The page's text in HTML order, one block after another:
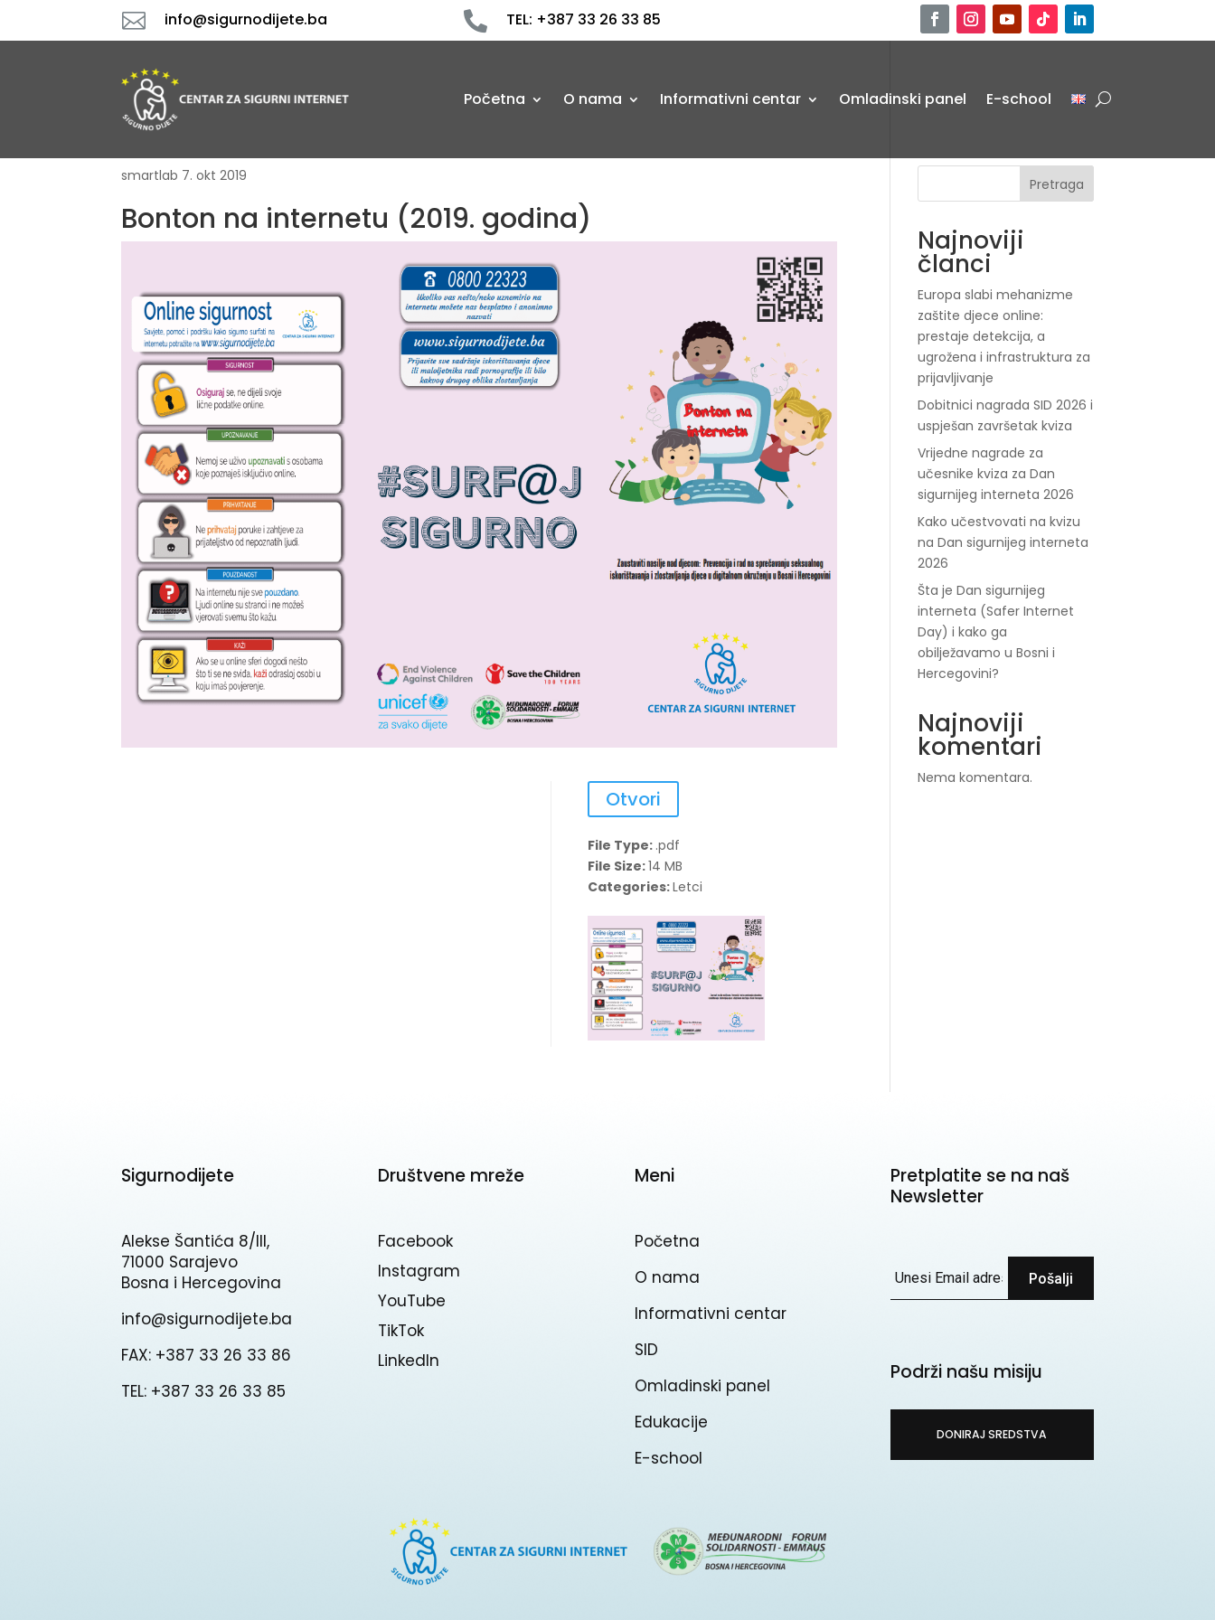
 info@sigurnodijete.ba  TEL: +387 33 26 33 85
Početna O nama Informativni centar Omladinski panel E-school
smartlab 7. okt 2019
Bonton na internetu (2019. godina)
Otvori
File Type: .pdf
File Size:14 MB
Categories:Letci
Pretraga
Najnoviji
članci
Europa slabi mehanizme
zaštite djece online:
prestaje detekcija, a
ugrožena i infrastruktura za
prijavljivanje
Dobitnici nagrada SID 2026 i
uspješan završetak kviza
Vrijedne nagrade za
učesnike kviza za Dan
sigurnijeg interneta 2026
Kako učestvovati na kvizu
na Dan sigurnijeg interneta
2026
Šta je Dan sigurnijeg
interneta (Safer Internet
Day) i kako ga
obilježavamo u Bosni i
Hercegovini?
Najnoviji
komentari
Nema komentara.
Sigurnodijete
Alekse Šantića 8/III,
71000 Sarajevo
Bosna i Hercegovina
info@sigurnodijete.ba
FAX: +387 33 26 33 86
TEL: +387 33 26 33 85
Društvene mreže
Facebook
Instagram
YouTube
TikTok
Linkedln
Meni
Početna
O nama
Informativni centar
SID
Omladinski panel
Edukacije
E-school
Pretplatite se na naš
Newsletter
Pošalji
Podrži našu misiju
DONIRAJ SREDSTVA